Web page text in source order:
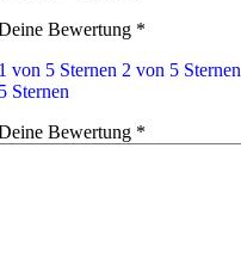
Bewertung *
von 5 Sternen 2 von 5 Sternen
Sternen
Bewertung *